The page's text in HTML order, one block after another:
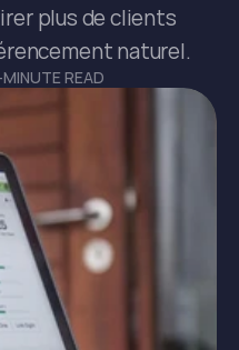
plus de clients
naturel.
READ